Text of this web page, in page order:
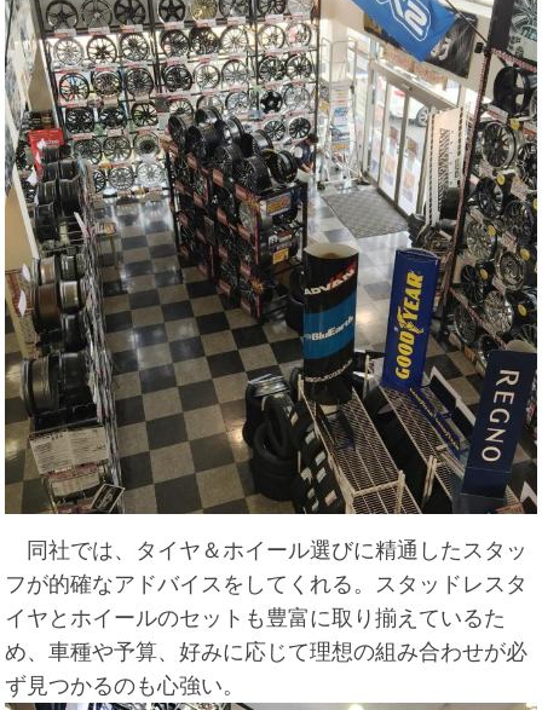
同社では、タイヤ＆ホイール選びに精通したスタッ
フが的確なアドバイスをしてくれる。スタッドレスタ
イヤとホイールのセットも豊富に取り揃えているた
め、車種や予算、好みに応じて理想の組み合わせが必
ず見つかるのも心強い。